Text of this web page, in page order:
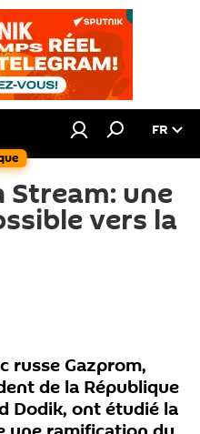
FR
Stream: une
vers la
russe Gazprom,
de la République
Dodik, ont étudié la